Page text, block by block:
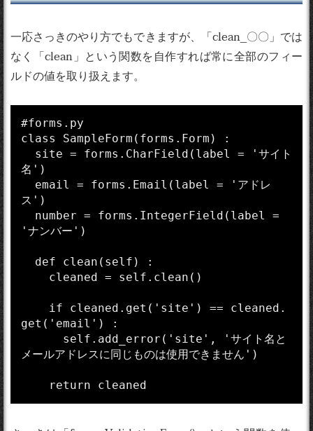
一応さっきのやり方でもできますが、「clean_〇〇」では
なく「clean」という関数を自作すれば常に全部のフィー
ルドの値を取り扱えます。
#forms.py
class SampleForm(forms.Form) :
名')
ス')
'ナンバー')
get('email') :
メールアドレスに同じものは使用できません')